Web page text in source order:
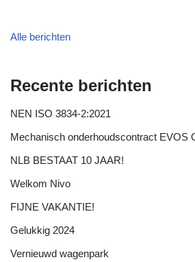
Alle berichten
Recente berichten
NEN ISO 3834-2:2021
Mechanisch onderhoudscontract EVOS
NLB BESTAAT 10 JAAR!
Welkom Nivo
FIJNE VAKANTIE!
Gelukkig 2024
Vernieuwd wagenpark